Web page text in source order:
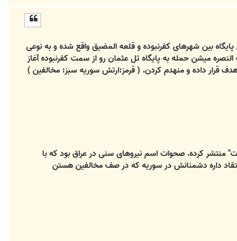
ا
بین شهرهای کفرنبوده و قلعه المضیق واقع شده و به نوعی
میشن حمله به پایگاه تل عثمان رو از سمت کفرنبوده آغاز
قرار داده و منهدم کردن. ( قرمز:ارتش سوریه سبز: مخالفین )
منتشر کرده. صحوات اسم نیروهای سنی در عراق بود که با
داره دشمنانش در سوریه که در صف مخالفین هستن